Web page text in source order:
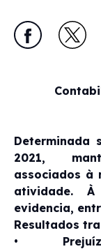
Determinada
2021,
associados à
atividade.
evidencia,
Resultados
•